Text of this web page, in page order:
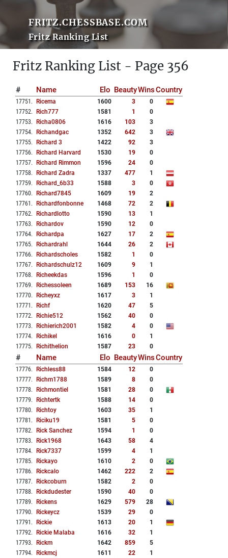
FRITZ.CHESSBASE.COM
Fritz Ranking List
Fritz Ranking List - Page 356
# Name Elo BeautyWinsCountry
17751 . Ricema 1600 3
0
17752. Rich777 1581 1
0
17753. Richa0806 1616 103
3
17754. Richandgac 1352 642
3
17755. Richard 3 1422 92
3
17756. Richard Harvard 1530 19
0
17757. Richard Rimmon 1596 24
0
17758. Richard Zadra 1337 477
1
17759. Richard_6b33 1588 3
0
17760. Richard7845 1609 19
2
17761 . Richardfonbonne 1468 72
2
17762. Richardlotto 1590 13
1
17763. Richardov 1590 12
0
17764. Richardpa 1627 17
2
17765. Richardrahl 1644 26
2
17766. Richardscholes 1582 1
0
17767. Richardschulz12 1609 9
1
17768. Richeekdas 1596 1
0
17769. Richessoleen 1689 153
16
17770. Richeyxz 1617 3
1
17771 . Richf 1620 47
5
17772. Richie512 1562 40
0
17773. Richierich2001 1582 4
0
17774. Richikel 1616 0
1
17775. Richithelion 1587 23 0
# Name Elo BeautyWinsCountry
17776. Richless88 1584 12
0
17777. Richm1788 1589 8
0
17778. Richmontiel 1581 28
0
17779. Richtertk 1588 14
0
17780. Richtoy 1603 35
1
17781 . Riciku19 1581 5
0
17782. Rick Sanchez 1594 1
0
17783. Rick1968 1643 58
4
17784. Rick7337 1599 4
1
17785. Rickayo 1610 2
0
17786. Rickcalo 1462 222
2
17787. Rickcoburn 1582 2
0
17788. Rickdudester 1590 40
0
17789. Rickens 1629 579
28
17790. Rickeycz 1539 29
0
17791 . Rickie 1613 20
1
17792. Rickie Malaba 1616 32
1
17793. Rickm 1642 859
5
17794. Rickmcj 1611 22
1